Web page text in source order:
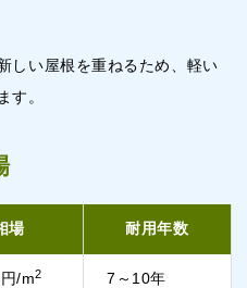
しい屋根を重ねるため、軽い
す。
場 耐用年数
/m2 7～10年